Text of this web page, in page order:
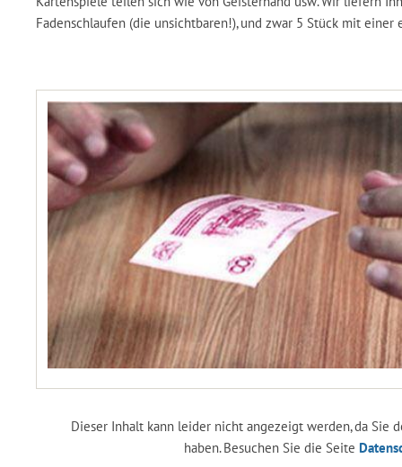
Fadenschlaufen (die unsichtbaren!), und zwar 5 Stück mit
Dieser Inhalt kann leider nicht angezeigt werden, da
haben. Besuchen Sie die Seite